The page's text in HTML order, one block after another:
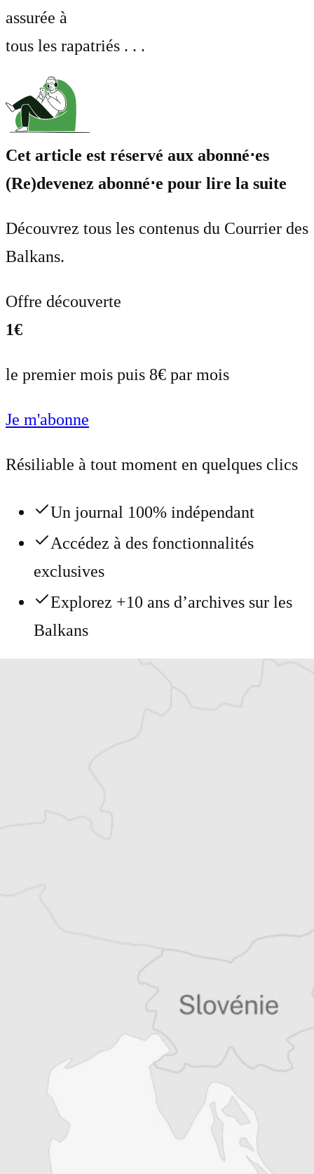
assurée à
tous les rapatriés . . .
Cet article est réservé aux abonné⋅es
(Re)devenez abonné⋅e pour lire la suite
Découvrez tous les contenus du Courrier des
Balkans.
Offre découverte
1€
le premier mois puis 8€ par mois
Je m'abonne
Résiliable à tout moment en quelques clics
Un journal 100% indépendant
Accédez à des fonctionnalités
exclusives
Explorez +10 ans d’archives sur les
Balkans